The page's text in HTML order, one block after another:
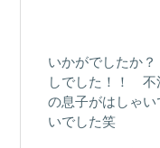
いかがでしたか
しでした！！ 不
の息子がはしゃ
いでした笑